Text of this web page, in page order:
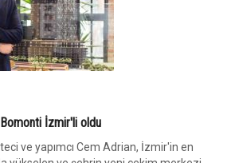
İzmir'li oldu
ve yapımcı Cem Adrian, İzmir'in en